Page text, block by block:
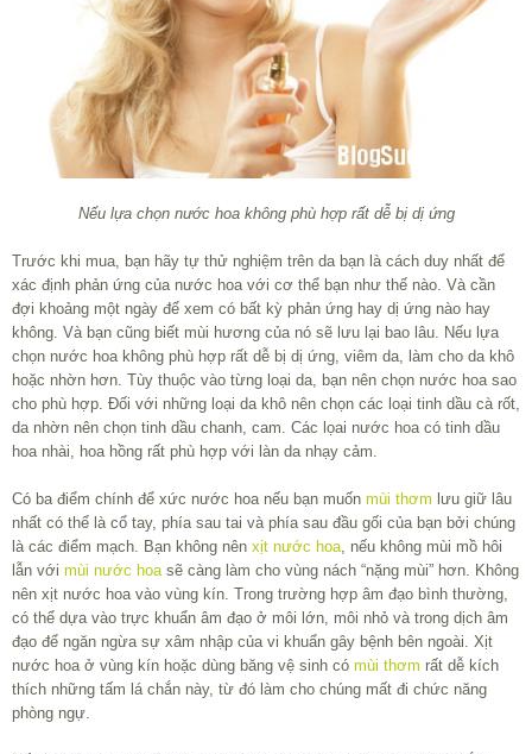
Nếu lựa chọn nước hoa không phù hợp rất dễ bị dị ứng
Trước khi mua, bạn hãy tự thử nghiệm trên da bạn là cách duy nhất để
xác định phản ứng của nước hoa với cơ thể bạn như thế nào. Và cần
đợi khoảng một ngày để xem có bất kỳ phản ứng hay dị ứng nào hay
không. Và bạn cũng biết mùi hương của nó sẽ lưu lại bao lâu. Nếu lựa
chọn nước hoa không phù hợp rất dễ bị dị ứng, viêm da, làm cho da khô
hoặc nhờn hơn. Tùy thuộc vào từng loại da, bạn nên chọn nước hoa sao
cho phù hợp. Đối với những loại da khô nên chọn các loại tinh dầu cà rốt,
da nhờn nên chọn tinh dầu chanh, cam. Các lọai nước hoa có tinh dầu
hoa nhài, hoa hồng rất phù hợp với làn da nhạy cảm.
Có ba điểm chính để xức nước hoa nếu bạn muốn mùi thơm lưu giữ lâu
nhất có thể là cổ tay, phía sau tai và phía sau đầu gối của bạn bởi chúng
là các điểm mạch. Bạn không nên xịt nước hoa , nếu không mùi mồ hôi
lẫn với mùi nước hoa sẽ càng làm cho vùng nách “nặng mùi” hơn. Không
nên xịt nước hoa vào vùng kín. Trong trường hợp âm đạo bình thường,
có thể dựa vào trực khuẩn âm đạo ở môi lớn, môi nhỏ và trong dịch âm
đạo để ngăn ngừa sự xâm nhập của vi khuẩn gây bệnh bên ngoài. Xịt
nước hoa ở vùng kín hoặc dùng băng vệ sinh có mùi thơm rất dễ kích
thích những tấm lá chắn này, từ đó làm cho chúng mất đi chức năng
phòng ngự.